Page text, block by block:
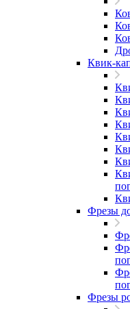
Квик-
Фрезы
Фрезы